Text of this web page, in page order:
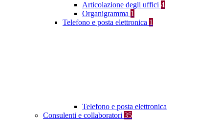
Articolazione degli uffici 4
Organigramma 1
Telefono e posta elettronica 1
Telefono e posta elettronica
Consulenti e collaboratori 35